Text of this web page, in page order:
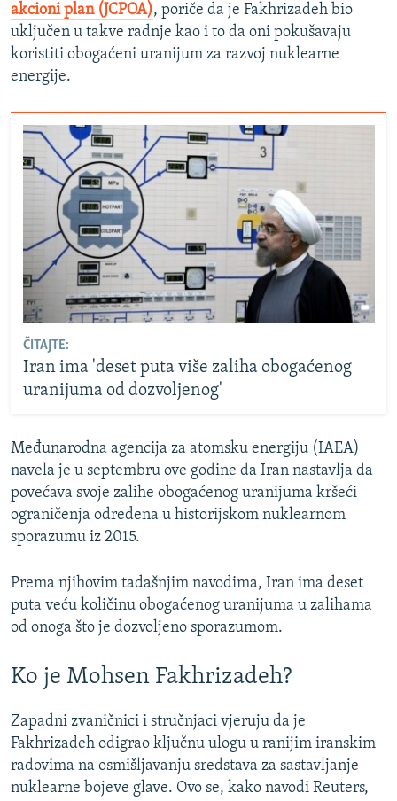
akcioni plan (JCPOA), poriče da je Fakhrizadeh bio
uključen u takve radnje kao i to da oni pokušavaju
koristiti obogaćeni uranijum za razvoj nuklearne
energije.
ČITAJTE:
Iran ima 'deset puta više zaliha obogaćenog
uranijuma od dozvoljenog'
Međunarodna agencija za atomsku energiju (IAEA)
navela je u septembru ove godine da Iran nastavlja da
povećava svoje zalihe obogaćenog uranijuma kršeći
ograničenja određena u historijskom nuklearnom
sporazumu iz 2015.
Prema njihovim tadašnjim navodima, Iran ima deset
puta veću količinu obogaćenog uranijuma u zalihama
od onoga što je dozvoljeno sporazumom.
Ko je Mohsen Fakhrizadeh?
Zapadni zvaničnici i stručnjaci vjeruju da je
Fakhrizadeh odigrao ključnu ulogu u ranijim iranskim
radovima na osmišljavanju sredstava za sastavljanje
nuklearne bojeve glave. Ovo se, kako navodi Reuters,